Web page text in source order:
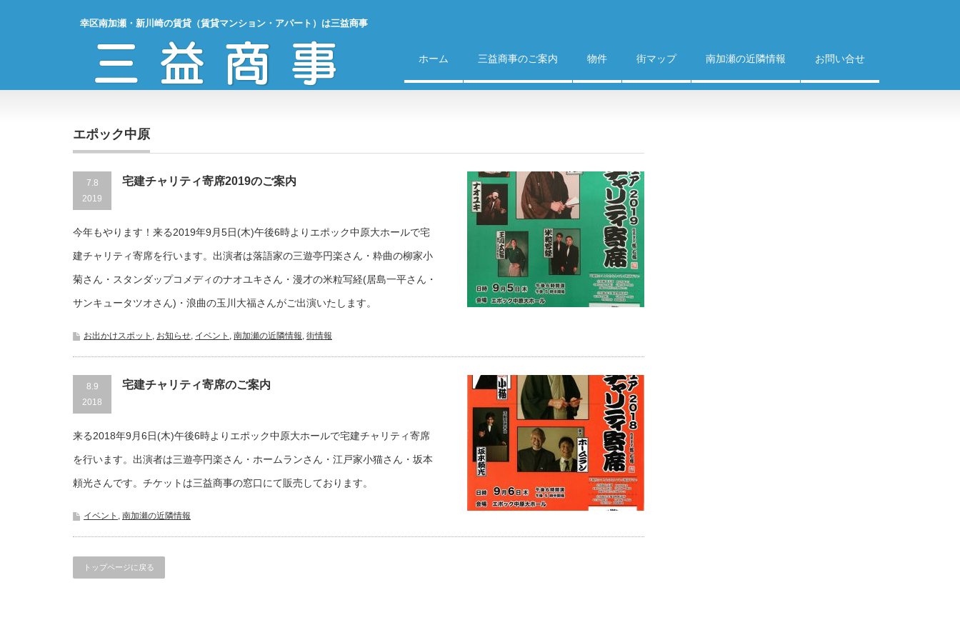
幸区南加瀬・新川崎の賃貸（賃貸マンション・アパート）は三益商事
ホーム 三益商事のご案内 物件 街マップ 南加瀬の近隣情報 お問い合せ
エポック中原
7.8
2019
宅建チャリティ寄席2019のご案内
今年もやります！来る2019年9月5日(木)午後6時よりエポック中原大ホールで宅
建チャリティ寄席を行います。出演者は落語家の三遊亭円楽さん・粋曲の柳家小
菊さん・スタンダップコメディのナオユキさん・漫才の米粒写経(居島一平さん・
サンキュータツオさん)・浪曲の玉川大福さんがご出演いたします。
お出かけスポット お知らせ イベント 南加瀬の近隣情報 街情報
8.9
2018
宅建チャリティ寄席のご案内
来る2018年9月6日(木)午後6時よりエポック中原大ホールで宅建チャリティ寄席
を行います。出演者は三遊亭円楽さん・ホームランさん・江戸家小猫さん・坂本
頼光さんです。チケットは三益商事の窓口にて販売しております。
イベント 南加瀬の近隣情報
トップページに戻る